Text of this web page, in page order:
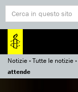
Notizie»Tutte le notizie»
attende